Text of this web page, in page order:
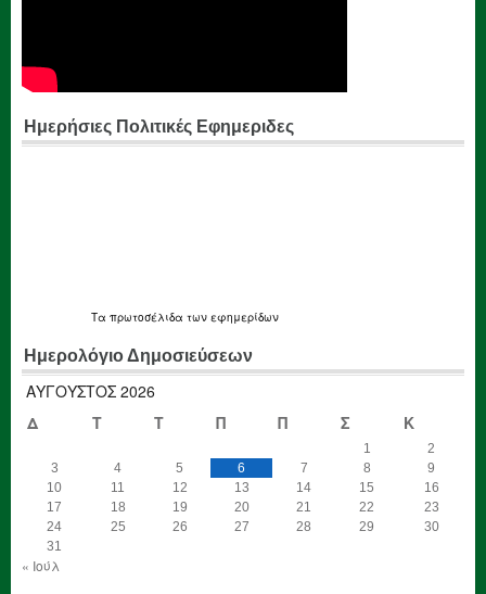
Ημερήσιες Πολιτικές Εφημεριδες
Τα πρωτοσέλιδα των εφημερίδων
Ημερολόγιο Δημοσιεύσεων
ΑΎΓΟΥΣΤΟΣ 2026
Δ
Τ Τ Π Π Σ Κ
1
2
3
4 5 6 7 8
9
10
11 12 13 14 15
16
17
18 19 20 21 22
23
24
25 26 27 28 29
30
31
« Ιούλ